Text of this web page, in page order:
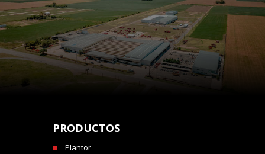
PRODUCTOS
Plantor